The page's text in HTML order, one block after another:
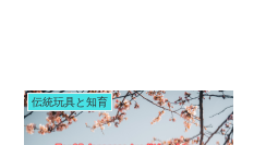
伝統玩具と知育